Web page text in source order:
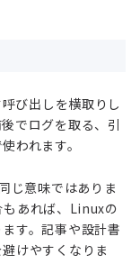
び出しを横取りし
でログを取る、引
われます。
じ意味ではありま
あれば、Linuxの
す。記事や設計書
けやすくなりま